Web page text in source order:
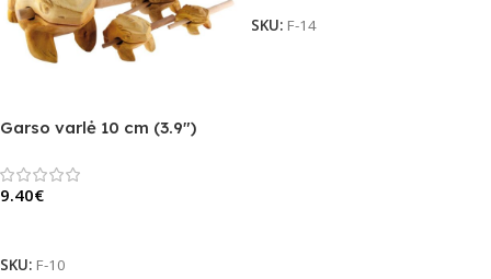
Garso varlė 10 cm (3.9″)
9.40€
SKU: F-10
SKU: F-14